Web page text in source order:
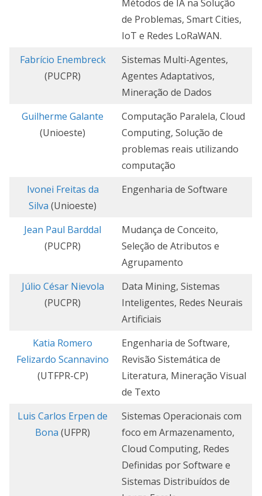
Métodos de IA na Solução
de Problemas, Smart Cities,
IoT e Redes LoRaWAN.
Fabrício Enembreck
(PUCPR)
Sistemas Multi-Agentes,
Agentes Adaptativos,
Mineração de Dados
Guilherme Galante
(Unioeste)
Computação Paralela, Cloud
Computing, Solução de
problemas reais utilizando
computação
Ivonei Freitas da
Silva (Unioeste)
Engenharia de Software
Jean Paul Barddal
(PUCPR)
Mudança de Conceito,
Seleção de Atributos e
Agrupamento
Júlio César Nievola
(PUCPR)
Data Mining, Sistemas
Inteligentes, Redes Neurais
Artificiais
Katia Romero
Felizardo Scannavino
(UTFPR-CP)
Engenharia de Software,
Revisão Sistemática de
Literatura, Mineração Visual
de Texto
Luis Carlos Erpen de
Bona (UFPR)
Sistemas Operacionais com
foco em Armazenamento,
Cloud Computing, Redes
Definidas por Software e
Sistemas Distribuídos de